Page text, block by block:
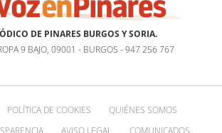
DE PINARES BURGOS Y SORIA.
9 BAJO, 09001 - BURGOS - 947 256 767
POLÍTICA DE COOKIES
QUIÉNES SOMOS